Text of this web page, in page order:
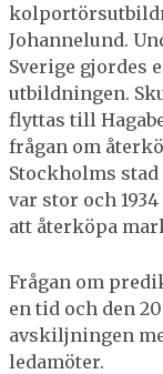
Johannelund.
Sverige gjordes
utbildningen.
flyttas till
frågan om
Stockholms
var stor och
att återköpa
Frågan om
en tid och den
avskiljningen
ledamöter.